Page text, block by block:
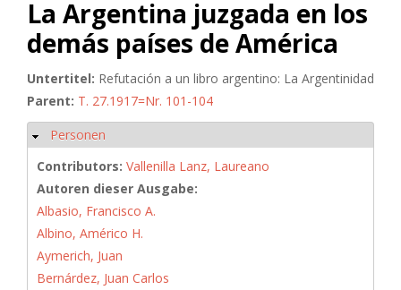
La Argentina juzgada en los
demás países de América
Untertitel: Refutación a un libro argentino: La Argentinidad
Parent: T. 27.1917=Nr. 101-104
Hide
Personen
Contributors: Vallenilla Lanz, Laureano
Autoren dieser Ausgabe:
Albasio, Francisco A.
Albino, Américo H.
Aymerich, Juan
Bernárdez, Juan Carlos